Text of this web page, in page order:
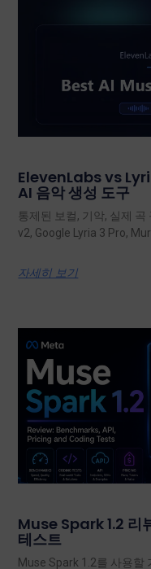
ElevenLabs vs
AI 음악 생성 도구
통제된 보컬, 기악, 실제
v2, Google Lyria 3 Pro,
자세히 보기
Muse Spark 1.2 리
테스트
Muse Spark 1.2를 사용할